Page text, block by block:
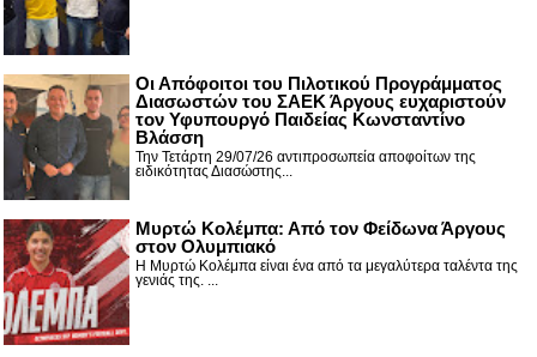
Οι Απόφοιτοι του Πιλοτικού Προγράμματος
Διασωστών του ΣΑΕΚ Άργους ευχαριστούν
τον Υφυπουργό Παιδείας Κωνσταντίνο
Βλάσση
Την Τετάρτη 29/07/26 αντιπροσωπεία αποφοίτων της
ειδικότητας Διασώστης...
Μυρτώ Κολέμπα: Από τον Φείδωνα Άργους
στον Ολυμπιακό
Η Μυρτώ Κολέμπα είναι ένα από τα μεγαλύτερα ταλέντα της
γενιάς της. ...